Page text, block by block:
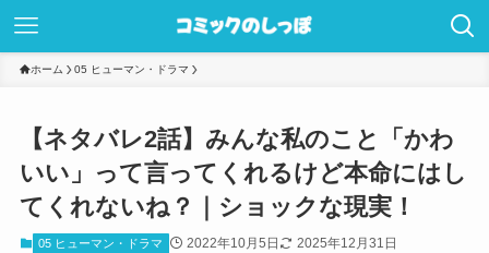
ホーム 05 ヒューマン・ドラマ
【ネタバレ2話】みんな私のこと「かわ
いい」って言ってくれるけど本命にはし
てくれないね？｜ショックな現実！
05 ヒューマン・ドラマ 2022年10月5日 2025年12月31日